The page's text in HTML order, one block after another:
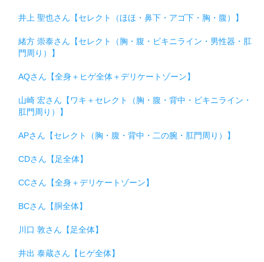
井上 聖也さん【セレクト（ほほ・鼻下・アゴ下・胸・腹）】
緒方 崇泰さん【セレクト（胸・腹・ビキニライン・男性器・肛
門周り）】
AQさん【全身＋ヒゲ全体＋デリケートゾーン】
山崎 宏さん【ワキ＋セレクト（胸・腹・背中・ビキニライン・
肛門周り）】
APさん【セレクト（胸・腹・背中・二の腕・肛門周り）】
CDさん【足全体】
CCさん【全身＋デリケートゾーン】
BCさん【胴全体】
川口 敦さん【足全体】
井出 泰蔵さん【ヒゲ全体】